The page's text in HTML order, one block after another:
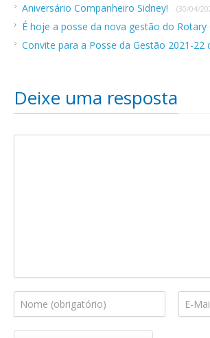
Aniversário Companheiro Sidney! (30/04/
É hoje a posse da nova gestão do Rotary
Convite para a Posse da Gestão 2021-
Deixe uma resposta